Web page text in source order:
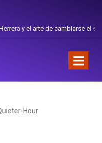
sombrero en Corporación
Hour